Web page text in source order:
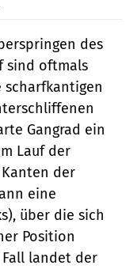
des
sind oftmals
scharfkantigen
Gangrad ein
Lauf der
der
eine
über die sich
Position
landet der